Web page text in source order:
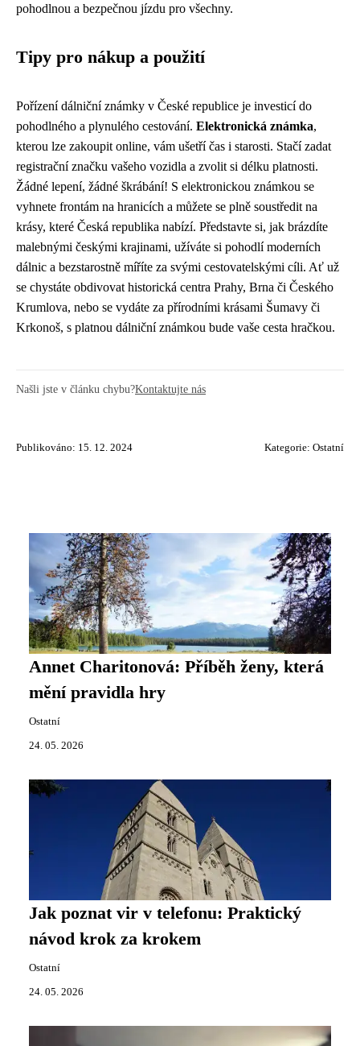
pohodlnou a bezpečnou jízdu pro všechny.
Tipy pro nákup a použití
Pořízení dálniční známky v České republice je investicí do
pohodlného a plynulého cestování. Elektronická známka,
kterou lze zakoupit online, vám ušetří čas i starosti. Stačí zadat
registrační značku vašeho vozidla a zvolit si délku platnosti.
Žádné lepení, žádné škrábání! S elektronickou známkou se
vyhnete frontám na hranicích a můžete se plně soustředit na
krásy, které Česká republika nabízí. Představte si, jak brázdíte
malebnými českými krajinami, užíváte si pohodlí moderních
dálnic a bezstarostně míříte za svými cestovatelskými cíli. Ať už
se chystáte obdivovat historická centra Prahy, Brna či Českého
Krumlova, nebo se vydáte za přírodními krásami Šumavy či
Krkonoš, s platnou dálniční známkou bude vaše cesta hračkou.
Našli jste v článku chybu?Kontaktujte nás
Publikováno: 15. 12. 2024 Kategorie: Ostatní
Annet Charitonová: Příběh ženy, která
mění pravidla hry
Ostatní
24. 05. 2026
Jak poznat vir v telefonu: Praktický
návod krok za krokem
Ostatní
24. 05. 2026